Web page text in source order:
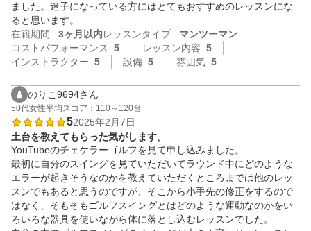
ました。迷子になっている方にはとてもおすすめのレッスンにな
ると思います。
在籍期間 : 3ヶ月以内レッスンタイプ : マンツーマン
コストパフォーマンス
5 レッスン内容 5
インストラクター 5 設備 5 雰囲気 5
のりこ9694さん
50代女性平均スコア：110～120台
52025年2月7日
土台を教えてもらった気がします。
YouTubeのチェケラーゴルフを見て申し込みました。
最初に自分のスイングを見ていただいてラウンド中にどのような
エラーが起きそうなのかを教えていただくところまでは他のレッ
スンでもあると思うのですが、そこから小手先の修正をするので
はなく、そもそもゴルフスイングとはどのような運動なのかをい
ろいろな器具を使いながら体に落とし込むレッスンでした。